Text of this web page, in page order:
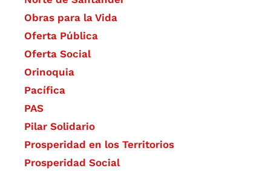
Obras para la Vida
Oferta Pública
Oferta Social​​
Orinoquia
Pacífica
PAS
Pilar Solidario
Prosperidad en los Territorios
Prosperidad Social